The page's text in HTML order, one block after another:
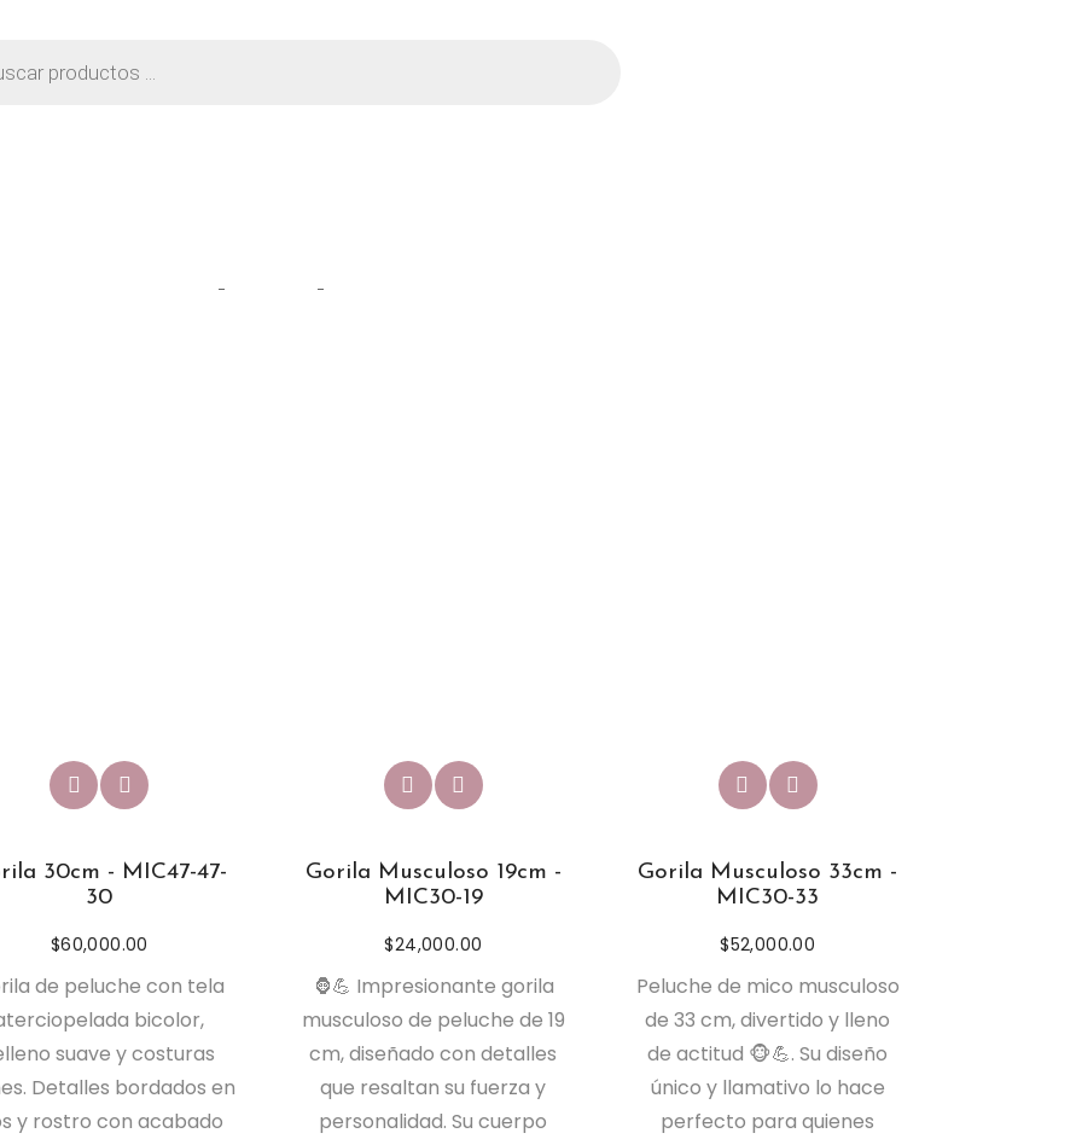
30cm - MIC47-47-
30
$60,000.00
de peluche con tela
bicolor,
suave y costuras
Detalles bordados en
y rostro con acabado
Gorila Musculoso 19cm -
MIC30-19
$24,000.00
🦍💪 Impresionante gorila
musculoso de peluche de 19
cm, diseñado con detalles
que resaltan su fuerza y
personalidad. Su cuerpo
Gorila Musculoso 33cm -
MIC30-33
$52,000.00
Peluche de mico musculoso
de 33 cm, divertido y lleno
de actitud 🐵💪. Su diseño
único y llamativo lo hace
perfecto para quienes